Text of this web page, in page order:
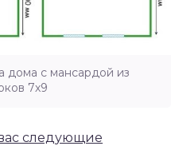
дома с мансардой из
7х9
следующие